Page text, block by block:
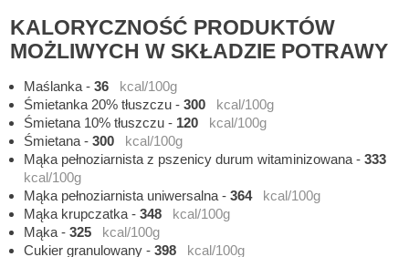
KALORYCZNOŚĆ PRODUKTÓW
MOŻLIWYCH W SKŁADZIE POTRAWY
Maślanka -36
kcal/100g
Śmietanka 20% tłuszczu -300
kcal/100g
Śmietana 10% tłuszczu - 120
kcal/100g
Śmietana -300
kcal/100g
Mąka pełnoziarnista z pszenicy durum witaminizowana -333
kcal/100g
Mąka pełnoziarnista uniwersalna -364
kcal/100g
Mąka krupczatka -348
kcal/100g
Mąka -325
kcal/100g
Cukier granulowany -398
kcal/100g